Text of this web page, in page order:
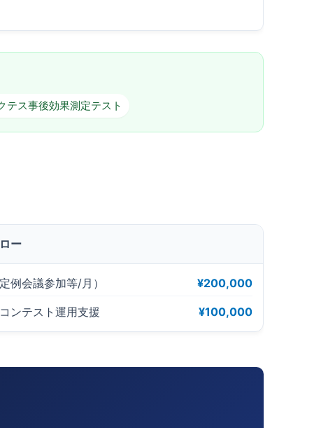
テス事後効果測定テスト
ー
例会議参加等/月） ¥200,000
ンテスト運用支援 ¥100,000